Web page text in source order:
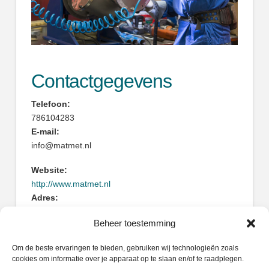
Beheer toestemming
Om de beste ervaringen te bieden, gebruiken wij technologieën zoals
cookies om informatie over je apparaat op te slaan en/of te raadplegen.
Contactgegevens
Telefoon:
786104283
E-mail:
info@matmet.nl
Website:
http://www.matmet.nl
Adres:
3334KG Zwijndrecht